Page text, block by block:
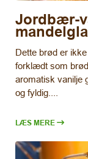
Jordbær-
Dette brød er
forklædt som
aromatisk vanilje
og fyldig....
LÆS MERE